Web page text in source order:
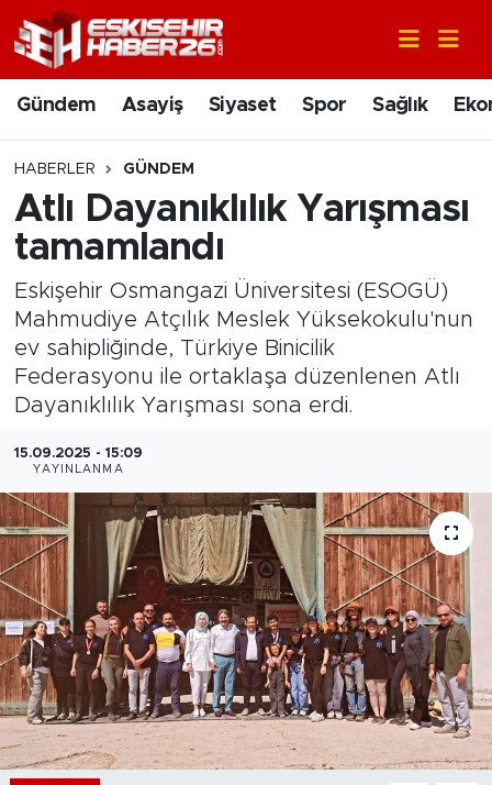
Gündem Asayiş Siyaset Spor Sağlık
HABERLER GÜNDEM
Atlı Dayanıklılık Yarışması
tamamlandı
Eskişehir Osmangazi Üniversitesi (ESOGÜ)
Mahmudiye Atçılık Meslek Yüksekokulu'nun
ev sahipliğinde, Türkiye Binicilik
Federasyonu ile ortaklaşa düzenlenen Atlı
Dayanıklılık Yarışması sona erdi.
15.09.2025 - 15:09
YAYINLANMA
Gündem
Asayiş
Siyaset
Spor
Sağlık
Ekonomi
Sanat
Bölge
Teknoloji
Magazin
Dünya
Sektör
Nöbetçi Eczaneler
Hava Durumu
Trafik Durumu
Süper Lig Puan Durumu ve Fikstür
Tüm Manşetler
Son Dakika Haberleri